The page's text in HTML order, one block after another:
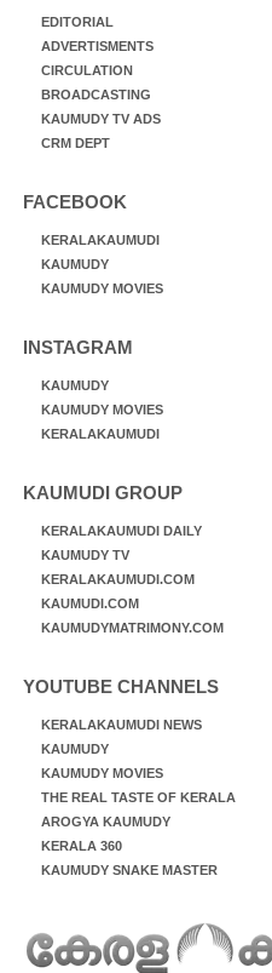
EDITORIAL
ADVERTISMENTS
CIRCULATION
BROADCASTING
KAUMUDY TV ADS
CRM DEPT
FACEBOOK
KERALAKAUMUDI
KAUMUDY
KAUMUDY MOVIES
INSTAGRAM
KAUMUDY
KAUMUDY MOVIES
KERALAKAUMUDI
KAUMUDI GROUP
KERALAKAUMUDI DAILY
KAUMUDY TV
KERALAKAUMUDI.COM
KAUMUDI.COM
KAUMUDYMATRIMONY.COM
YOUTUBE CHANNELS
KERALAKAUMUDI NEWS
KAUMUDY
KAUMUDY MOVIES
THE REAL TASTE OF KERALA
AROGYA KAUMUDY
KERALA 360
KAUMUDY SNAKE MASTER